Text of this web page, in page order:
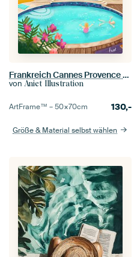
Frankreich Cannes Provence Pool
von Aniet Illustration
ArtFrame™ –50×70cm 130,-
Größe & Material selbst wählen